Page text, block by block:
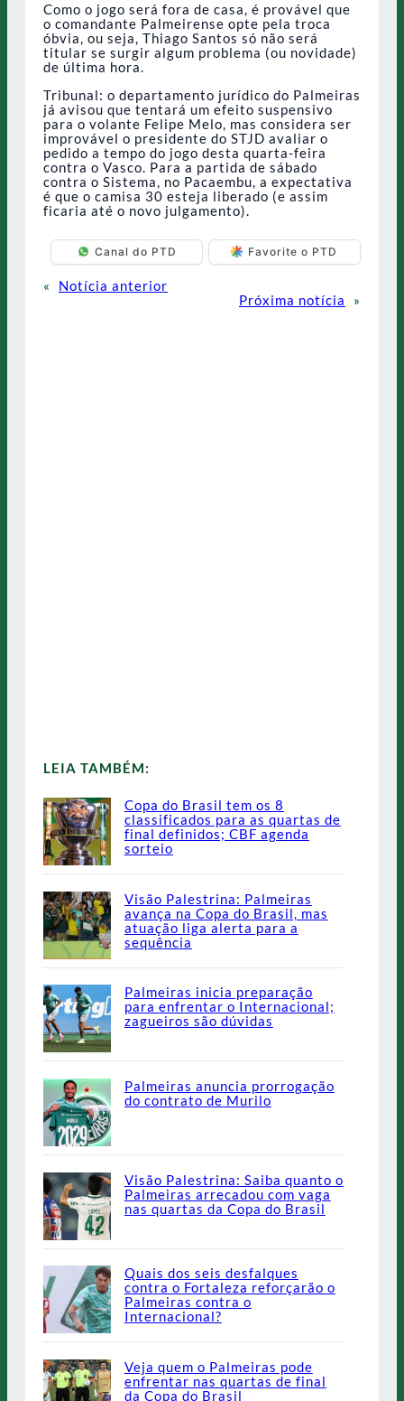
Como o jogo será fora de casa, é provável que
o comandante Palmeirense opte pela troca
óbvia, ou seja, Thiago Santos só não será
titular se surgir algum problema (ou novidade)
de última hora.
Tribunal: o departamento jurídico do Palmeiras
já avisou que tentará um efeito suspensivo
para o volante Felipe Melo, mas considera ser
improvável o presidente do STJD avaliar o
pedido a tempo do jogo desta quarta-feira
contra o Vasco. Para a partida de sábado
contra o Sistema, no Pacaembu, a expectativa
é que o camisa 30 esteja liberado (e assim
ficaria até o novo julgamento).
Canal do PTD Favorite o PTD
«
Notícia anterior
Próxima notícia
»
LEIA TAMBÉM:
Copa do Brasil tem os 8
classificados para as quartas de
final definidos; CBF agenda
sorteio
Visão Palestrina: Palmeiras
avança na Copa do Brasil, mas
atuação liga alerta para a
sequência
Palmeiras inicia preparação
para enfrentar o Internacional;
zagueiros são dúvidas
Palmeiras anuncia prorrogação
do contrato de Murilo
Visão Palestrina: Saiba quanto o
Palmeiras arrecadou com vaga
nas quartas da Copa do Brasil
Quais dos seis desfalques
contra o Fortaleza reforçarão o
Palmeiras contra o
Internacional?
Veja quem o Palmeiras pode
enfrentar nas quartas de final
da Copa do Brasil